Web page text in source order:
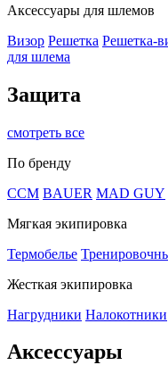
Аксессуары для шлемов
Визор Решетка Решетка-
для шлема
Защита
смотреть все
По бренду
CCM BAUER MAD GUY
Мягкая экипировка
Термобелье
Жесткая экипировка
Нагрудники Налокотники
Аксессуары